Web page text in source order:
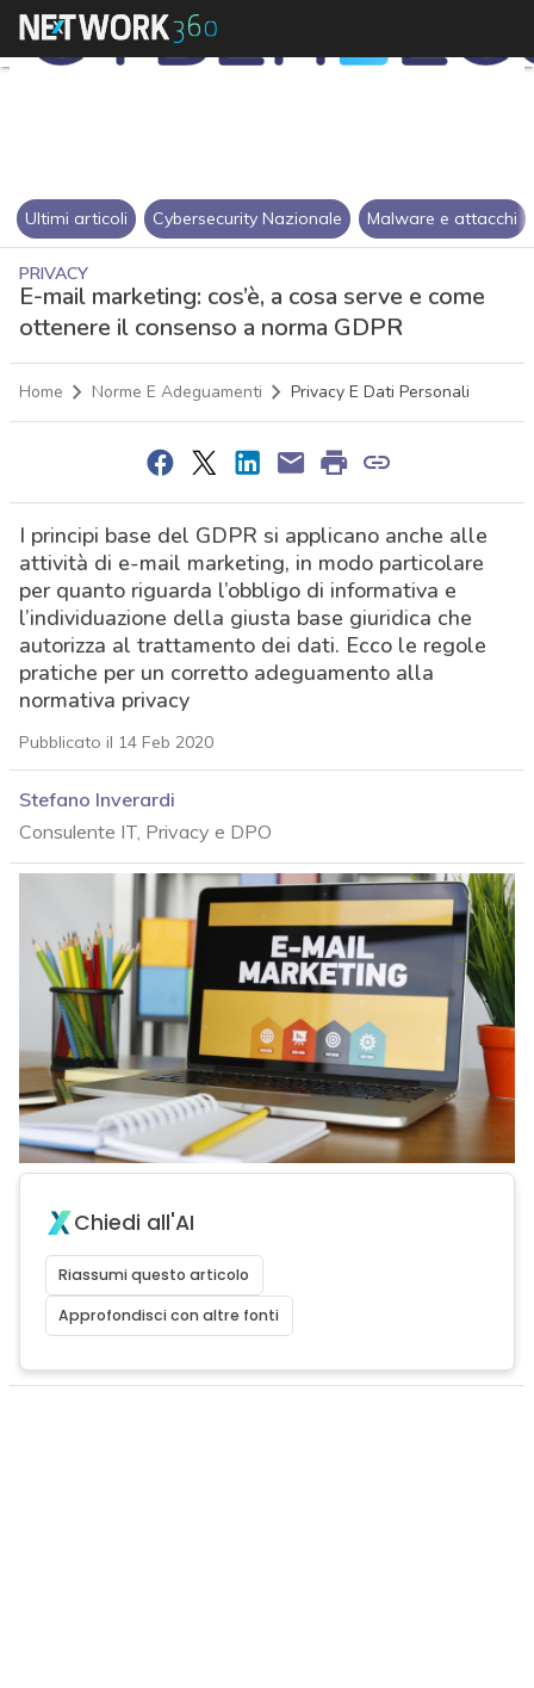
Ultimi articoli Cybersecurity Nazionale Malware e attacchi
PRIVACY
E-mail marketing: cos’è, a cosa serve e come
ottenere il consenso a norma GDPR
Home Norme E Adeguamenti Privacy E Dati Personali
I principi base del GDPR si applicano anche alle
attività di e-mail marketing, in modo particolare
per quanto riguarda l’obbligo di informativa e
l’individuazione della giusta base giuridica che
autorizza al trattamento dei dati. Ecco le regole
pratiche per un corretto adeguamento alla
normativa privacy
Pubblicato il 14 Feb 2020
Stefano Inverardi
Consulente IT, Privacy e DPO
Chiedi all'AI
Riassumi questo articolo
Approfondisci con altre fonti